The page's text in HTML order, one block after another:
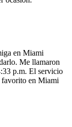
en Miami
Me llamaron
p.m. El servicio
favorito en Miami